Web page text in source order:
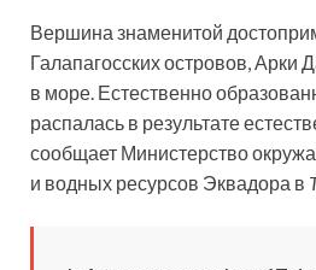
Вершина знаменитой
Галапагосских островов, Арки
в море. Естественно
распалась в результате
сообщает Министерство
и водных ресурсов Эквадора в